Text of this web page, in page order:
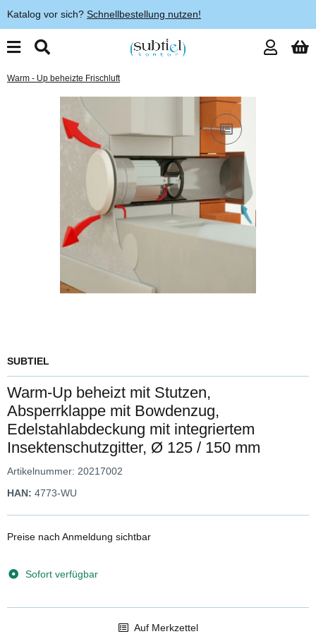
Katalog vor sich? Schnellbestellung nutzen!
Warm - Up beheizte Frischluft
SUBTIEL
Warm-Up beheizt mit Stutzen,
Absperrklappe mit Bowdenzug,
Edelstahlabdeckung mit integriertem
Insektenschutzgitter, Ø 125 / 150 mm
Artikelnummer: 20217002
HAN: 4773-WU
Preise nach Anmeldung sichtbar
Sofort verfügbar
Auf Merkzettel